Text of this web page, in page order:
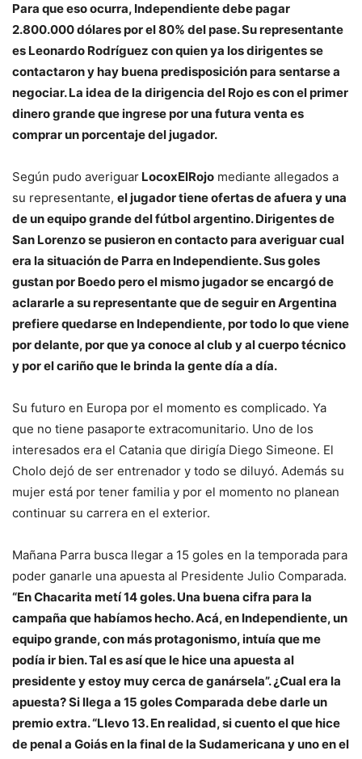
Para que eso ocurra, Independiente debe pagar
2.800.000 dólares por el 80% del pase. Su representante
es Leonardo Rodríguez con quien ya los dirigentes se
contactaron y hay buena predisposición para sentarse a
negociar. La idea de la dirigencia del Rojo es con el primer
dinero grande que ingrese por una futura venta es
comprar un porcentaje del jugador.
Según pudo averiguar LocoxElRojo mediante allegados a
su representante, el jugador tiene ofertas de afuera y una
de un equipo grande del fútbol argentino. Dirigentes de
San Lorenzo se pusieron en contacto para averiguar cual
era la situación de Parra en Independiente. Sus goles
gustan por Boedo pero el mismo jugador se encargó de
aclararle a su representante que de seguir en Argentina
prefiere quedarse en Independiente, por todo lo que viene
por delante, por que ya conoce al club y al cuerpo técnico
y por el cariño que le brinda la gente día a día.
Su futuro en Europa por el momento es complicado. Ya
que no tiene pasaporte extracomunitario. Uno de los
interesados era el Catania que dirigía Diego Simeone. El
Cholo dejó de ser entrenador y todo se diluyó. Además su
mujer está por tener familia y por el momento no planean
continuar su carrera en el exterior.
Mañana Parra busca llegar a 15 goles en la temporada para
poder ganarle una apuesta al Presidente Julio Comparada.
“En Chacarita metí 14 goles. Una buena cifra para la
campaña que habíamos hecho. Acá, en Independiente, un
equipo grande, con más protagonismo, intuía que me
podía ir bien. Tal es así que le hice una apuesta al
presidente y estoy muy cerca de ganársela”. ¿Cual era la
apuesta? Si llega a 15 goles Comparada debe darle un
premio extra. “Llevo 13. En realidad, si cuento el que hice
de penal a Goiás en la final de la Sudamericana y uno en el